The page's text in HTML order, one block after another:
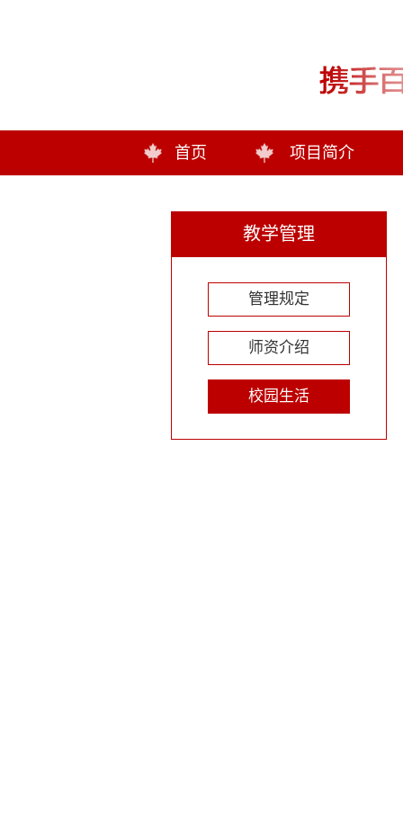
首页 项目简介
教学管理
管理规定
师资介绍
校园生活